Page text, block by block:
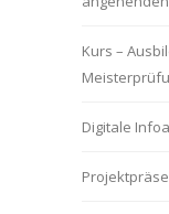
Kurs –
Digitale